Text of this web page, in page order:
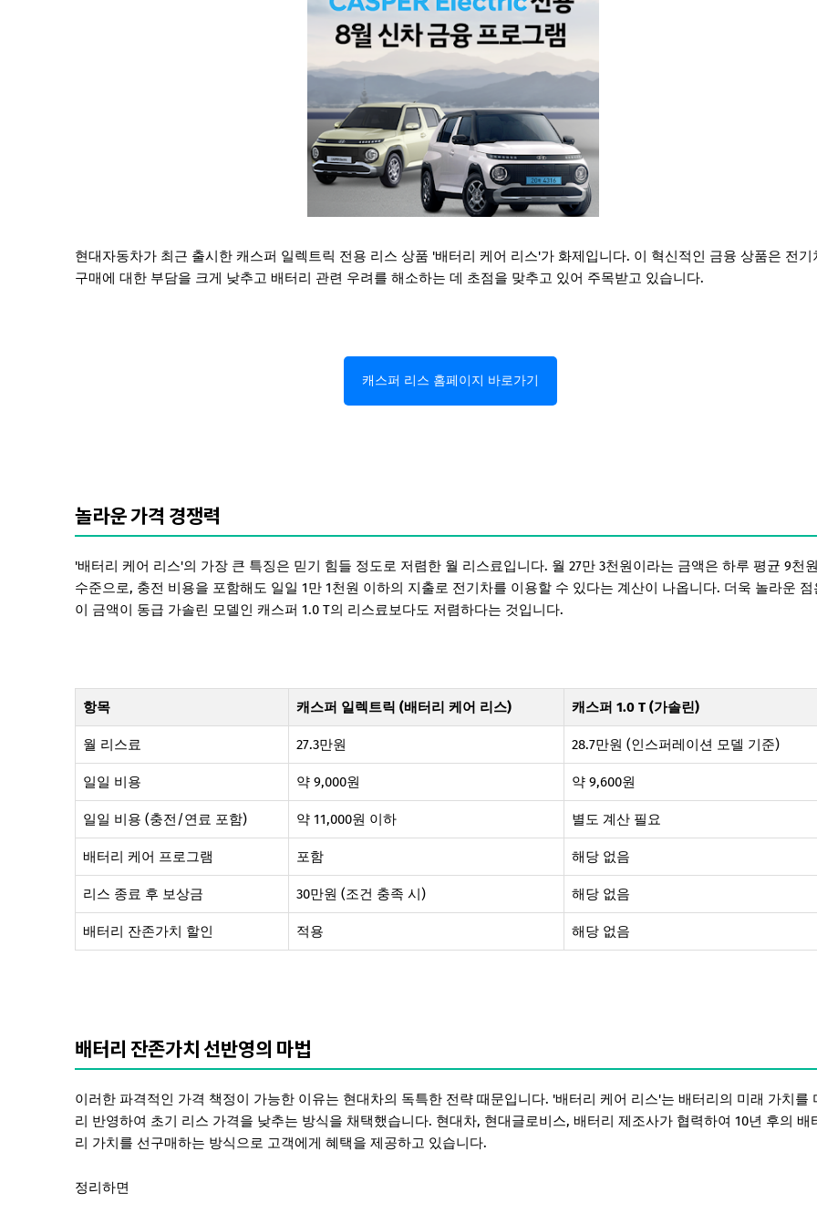
현대자동차가 최근 출시한 캐스퍼 일렉트릭 전용 리스 상품 '배터리 케어 리스'가 화제입니다. 이 혁신적인 금융 상품은 전기
구매에 대한 부담을 크게 낮추고 배터리 관련 우려를 해소하는 데 초점을 맞추고 있어 주목받고 있습니다.
캐스퍼 리스 홈페이지 바로가기
놀라운 가격 경쟁력
'배터리 케어 리스'의 가장 큰 특징은 믿기 힘들 정도로 저렴한 월 리스료입니다. 월 27만 3천원이라는 금액은 하루 평균 9천원
수준으로, 충전 비용을 포함해도 일일 1만 1천원 이하의 지출로 전기차를 이용할 수 있다는 계산이 나옵니다. 더욱 놀라운 점
이 금액이 동급 가솔린 모델인 캐스퍼 1.0 T의 리스료보다도 저렴하다는 것입니다.
항목 캐스퍼 일렉트릭 (배터리 케어 리스) 캐스퍼 1.0 T (가솔린)
월 리스료 27.3만원 28.7만원 (인스퍼레이션 모델 기준)
일일 비용 약 9,000원 약 9,600원
일일 비용 (충전/연료 포함) 약 11,000원 이하 별도 계산 필요
배터리 케어 프로그램 포함 해당 없음
리스 종료 후 보상금 30만원 (조건 충족 시) 해당 없음
배터리 잔존가치 할인 적용 해당 없음
배터리 잔존가치 선반영의 마법
이러한 파격적인 가격 책정이 가능한 이유는 현대차의 독특한 전략 때문입니다. '배터리 케어 리스'는 배터리의 미래 가치를
리 반영하여 초기 리스 가격을 낮추는 방식을 채택했습니다. 현대차, 현대글로비스, 배터리 제조사가 협력하여 10년 후의 배
리 가치를 선구매하는 방식으로 고객에게 혜택을 제공하고 있습니다.
정리하면